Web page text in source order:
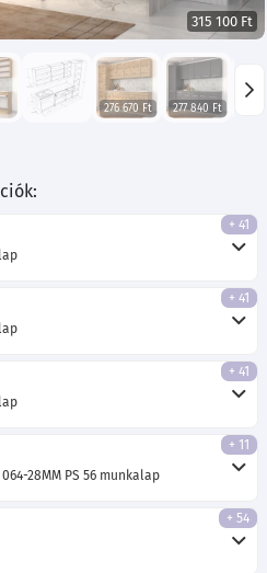
315 100 Ft
276 670 Ft 277 840 Ft
+ 41
+ 41
+ 41
28MM PS 56 munkalap
+ 11
+ 54